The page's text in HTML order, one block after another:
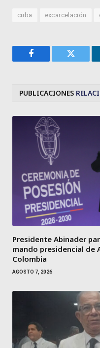
cuba excarcelación
Facebook Twitter
PUBLICACIONES
Presidente Abinader
mando presidencial de
Colombia
AGOSTO 7, 2026